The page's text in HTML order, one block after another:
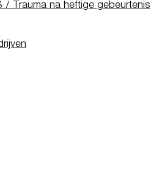
/ Trauma na heftige gebeurtenis